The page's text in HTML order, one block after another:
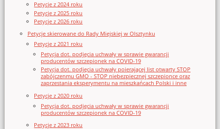
Petycje z 2024 roku
Petycje z 2025 roku
Petycje z 2026 roku
Petycje skierowane do Rady Miejskiej w Olsztynku
Petycje z 2021 roku
Petycja dot. podjęcia uchwały w sprawie gwarancji
producentów szczepionek na COVID-19
Petycja dot. podjęcia uchwały poierającej list otwarty STOP
zabójczenmu GMO - STOP niebezpiecznej szczepionce oraz
zaprzestania eksperymentu na mieszkańcach Polski i inne
Petycje z 2020 roku
Petycja dot. podjęcia uchwały w sprawie gwarancji
producentów szczepionek na COVID-19
Petycje z 2023 roku